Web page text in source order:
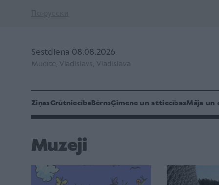
Sestdiena 08.08.2026
Mudīte, Vladislavs, Vladislava
ZiņasGrūtniecībaBērnsĢimene un attiecībasMāja un
Muzeji